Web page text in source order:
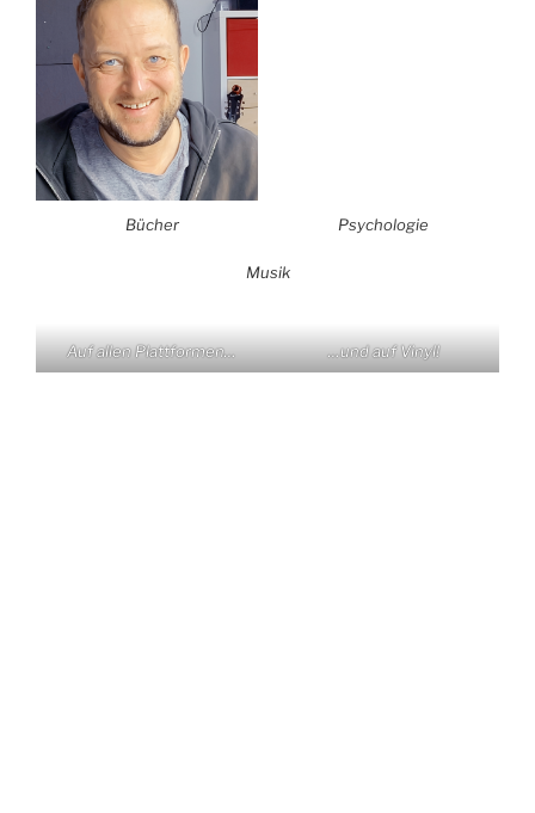
Bücher Psychologie
Musik
Auf allen Plattformen… …und auf Vinyl!